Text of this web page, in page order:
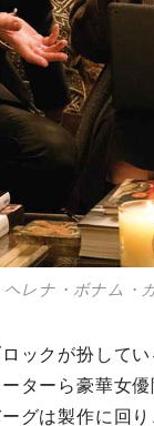
レナ・ボナム・
ックが扮して
ターら豪華女
グは製作に回